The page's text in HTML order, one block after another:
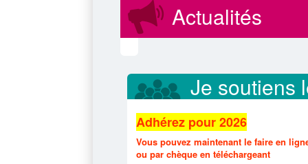
Actualités
Je soutiens
Adhérez pour 2026
Vous pouvez maintenant le faire en
ou par chèque en téléchargeant